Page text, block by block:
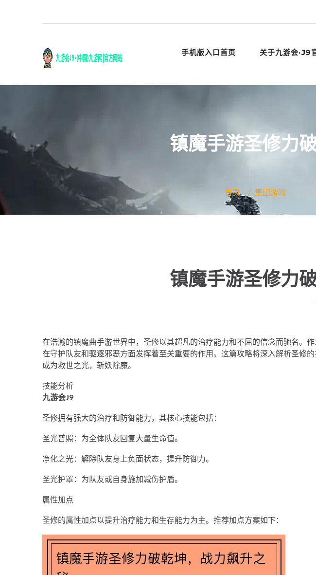
手机版入口首页 关于九游会·J9
镇魔手游圣修力
首页 集团游戏 镇
镇魔手游圣修力
在浩瀚的镇魔曲手游世界中，圣修以其超凡的治疗能力和不屈的信念而驰名。
在守护队友和驱逐邪恶方面发挥着至关重要的作用。这篇攻略将深入解析圣修
成为救世之光，斩妖除魔。
技能分析
九游会J9
圣修拥有强大的治疗和防御能力，其核心技能包括：
圣光普照：为全体队友回复大量生命值。
净化之光：解除队友身上负面状态，提升防御力。
圣光护罩：为队友或自身施加减伤护盾。
属性加点
圣修的属性加点以提升治疗能力和生存能力为主。推荐加点方案如下：